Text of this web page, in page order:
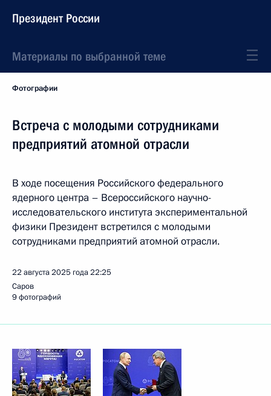
Президент России
Материалы по выбранной теме
Фотографии
Встреча с молодыми сотрудниками
предприятий атомной отрасли
В ходе посещения Российского федерального
ядерного центра – Всероссийского научно-
исследовательского института экспериментальной
физики Президент встретился с молодыми
сотрудниками предприятий атомной отрасли.
22 августа 2025 года22:25
Саров
9 фотографий